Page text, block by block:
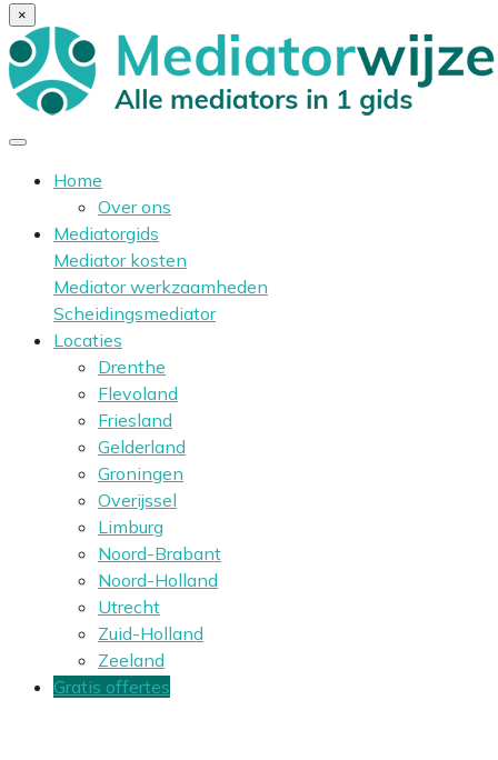
×
Home
Over ons
Mediatorgids
Mediator kosten
Mediator werkzaamheden
Scheidingsmediator
Locaties
Drenthe
Flevoland
Friesland
Gelderland
Groningen
Overijssel
Limburg
Noord-Brabant
Noord-Holland
Utrecht
Zuid-Holland
Zeeland
Gratis offertes